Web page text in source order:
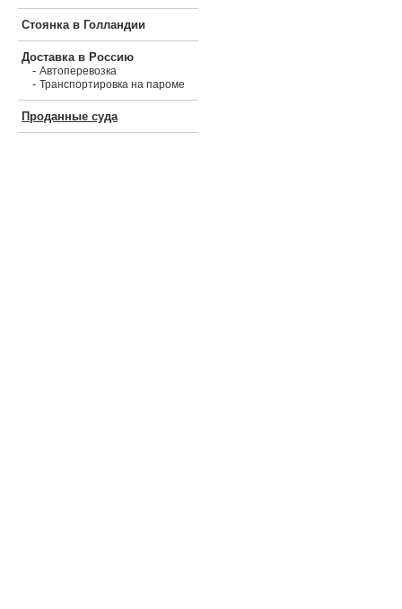
Стоянка в Голландии
Доставка в Россию
- Автоперевозка
- Транспортировка на пароме
Проданные суда